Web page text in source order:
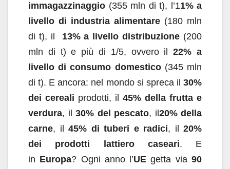
immagazzinaggio (355 mln di t), l’11% a
livello di industria alimentare (180 mln
di t), il 13% a livello distribuzione (200
mln di t) e più di 1/5, ovvero il22% a
livello di consumo domestico (345 mln
di t). E ancora: nel mondo si spreca il 30%
dei cereali prodotti, il 45% della frutta e
verdura, il 30% del pescato, il 20% della
carne, il 45% di tuberi e radici, il 20%
dei prodotti lattiero caseari. E
in Europa? Ogni anno l’UE getta via90